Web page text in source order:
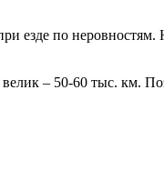
езде по
велик – 50-60 тыс. км.